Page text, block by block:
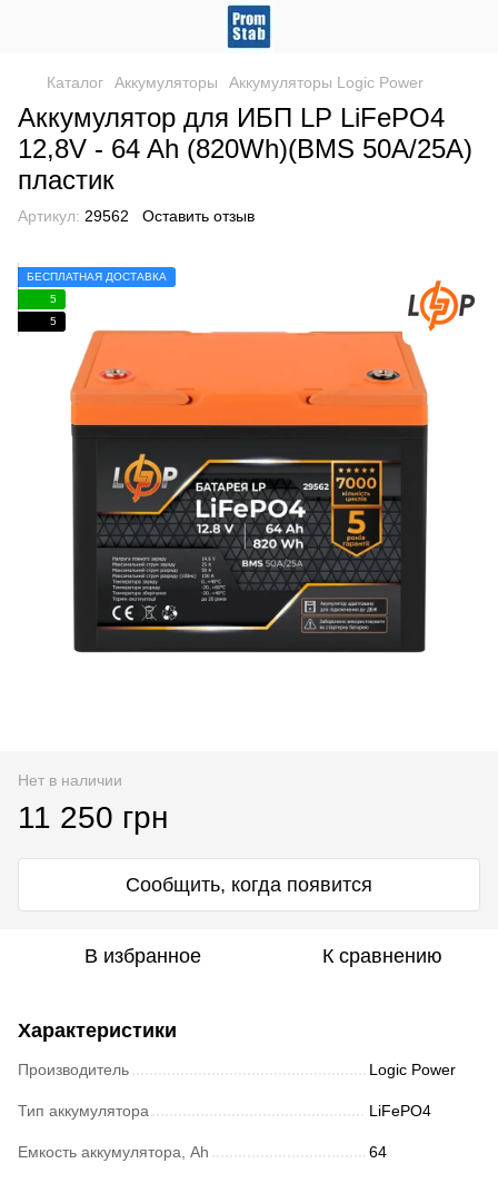
Каталог Аккумуляторы Аккумуляторы Logic Power
Аккумулятор для ИБП LP LiFePO4
12,8V - 64 Ah (820Wh)(BMS 50A/25А)
пластик
Артикул: 29562 Оставить отзыв
БЕСПЛАТНАЯ ДОСТАВКА
5
5
Нет в наличии
11 250 грн
Сообщить, когда появится
В избранное К сравнению
Характеристики
Производитель Logic Power
Тип аккумулятора LiFePO4
Емкость аккумулятора, Ah 64